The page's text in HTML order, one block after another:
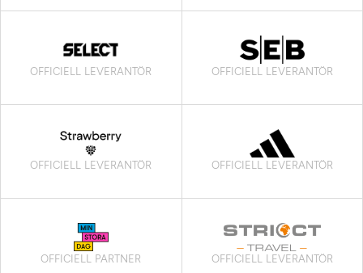
OFFICIELL LEVERANTÖR OFFICIELL LEVERANTÖR
OFFICIELL LEVERANTÖR OFFICIELL LEVERANTÖR
OFFICIELL PARTNER OFFICIELL LEVERANTÖR